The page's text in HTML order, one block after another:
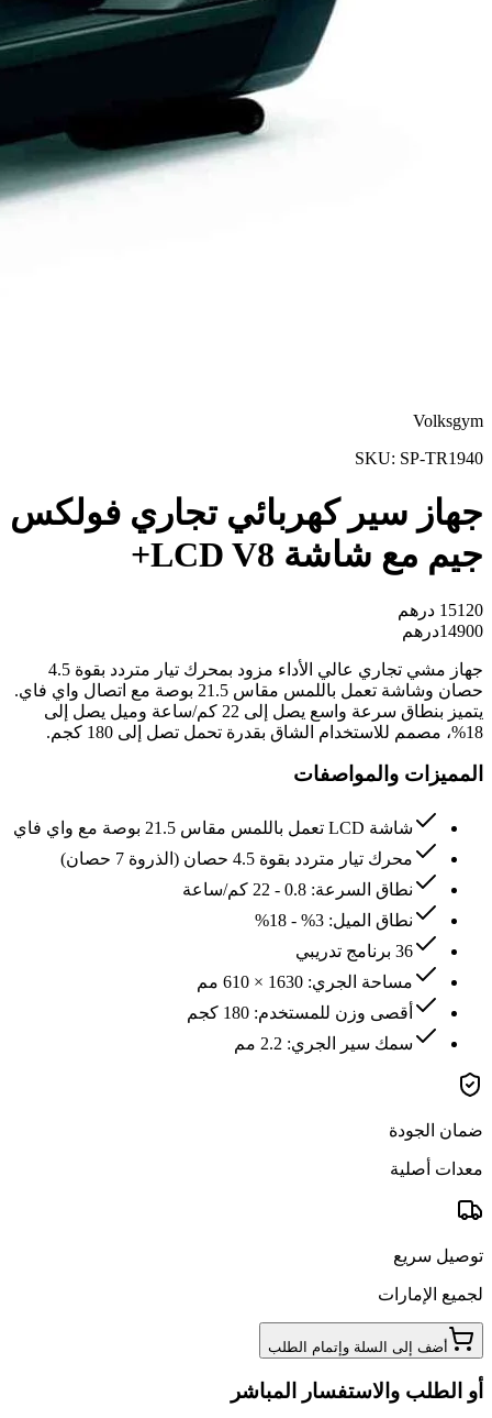
Volksgym
SKU: SP-TR1940
جهاز سير كهربائي تجاري فولكس
جيم مع شاشة LCD V8+
15120 درهم
14900درهم
جهاز مشي تجاري عالي الأداء مزود بمحرك تيار متردد بقوة 4.5
حصان وشاشة تعمل باللمس مقاس 21.5 بوصة مع اتصال واي فاي.
يتميز بنطاق سرعة واسع يصل إلى 22 كم/ساعة وميل يصل إلى
18%، مصمم للاستخدام الشاق بقدرة تحمل تصل إلى 180 كجم.
المميزات والمواصفات
شاشة LCD تعمل باللمس مقاس 21.5 بوصة مع واي فاي
محرك تيار متردد بقوة 4.5 حصان (الذروة 7 حصان)
نطاق السرعة: 0.8 - 22 كم/ساعة
نطاق الميل: 3% - 18%
36 برنامج تدريبي
مساحة الجري: 1630 × 610 مم
أقصى وزن للمستخدم: 180 كجم
سمك سير الجري: 2.2 مم
ضمان الجودة
معدات أصلية
توصيل سريع
لجميع الإمارات
أضف إلى السلة وإتمام الطلب
أو الطلب والاستفسار المباشر